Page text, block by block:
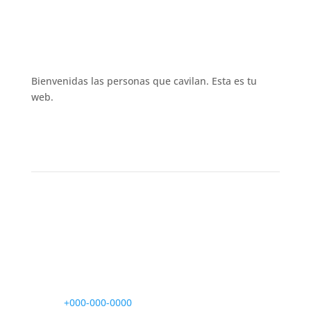
Bienvenidas las personas que cavilan. Esta es tu
web.
+000-000-0000